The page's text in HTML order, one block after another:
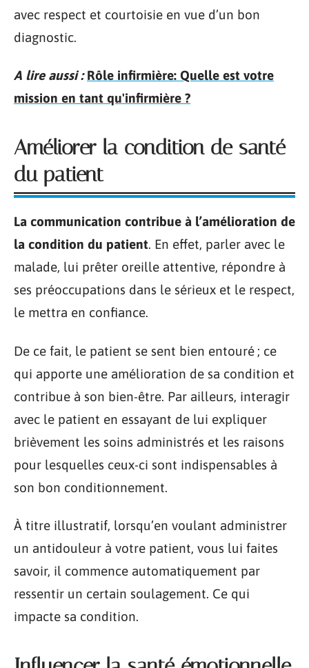
avec respect et courtoisie en vue d’un bon
diagnostic.
A lire aussi : Rôle infirmière: Quelle est votre
mission en tant qu'infirmière ?
Améliorer la condition de santé
du patient
La communication contribue à l’amélioration de
la condition du patient. En effet, parler avec le
malade, lui prêter oreille attentive, répondre à
ses préoccupations dans le sérieux et le respect,
le mettra en confiance.
De ce fait, le patient se sent bien entouré ; ce
qui apporte une amélioration de sa condition et
contribue à son bien-être. Par ailleurs, interagir
avec le patient en essayant de lui expliquer
brièvement les soins administrés et les raisons
pour lesquelles ceux-ci sont indispensables à
son bon conditionnement.
À titre illustratif, lorsqu’en voulant administrer
un antidouleur à votre patient, vous lui faites
savoir, il commence automatiquement par
ressentir un certain soulagement. Ce qui
impacte sa condition.